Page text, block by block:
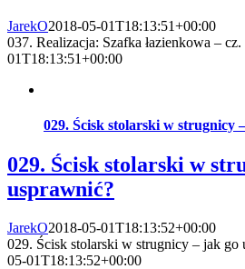
JarekO2018-05-01T18:13:51+00:00
037. Realizacja: Szafka łazienkowa –
01T18:13:51+00:00
029. Ścisk stolarski w strugnicy
029. Ścisk stolarski w
usprawnić?
JarekO2018-05-01T18:13:52+00:00
029. Ścisk stolarski w strugnicy – jak go
05-01T18:13:52+00:00